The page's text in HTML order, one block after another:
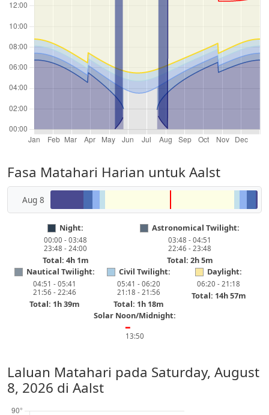
Fasa Matahari Harian untuk Aalst
Aug 8
Night:
00:00 - 03:48
23:48 - 24:00
Total: 4h 1m
Astronomical Twilight:
03:48 - 04:51
22:46 - 23:48
Total: 2h 5m
Nautical Twilight:
04:51 - 05:41
21:56 - 22:46
Total: 1h 39m
Civil Twilight:
05:41 - 06:20
21:18 - 21:56
Total: 1h 18m
Daylight:
06:20 - 21:18
Total: 14h 57m
Solar Noon/Midnight:
━
13:50
Laluan Matahari pada Saturday, August
8, 2026 di Aalst